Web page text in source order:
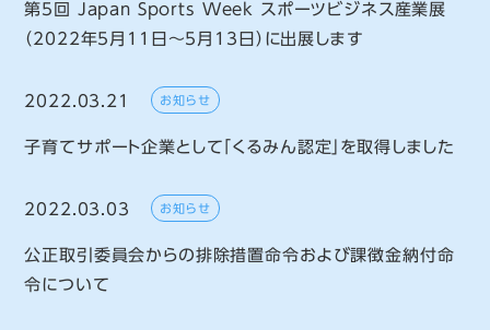
第5回 Japan Sports Week スポーツビジネス産業展
（2022年5月11日～5月13日）に出展します
2022.03.21 お知らせ
子育てサポート企業として「くるみん認定」を取得しました
2022.03.03 お知らせ
公正取引委員会からの排除措置命令および課徴金納付命
令について